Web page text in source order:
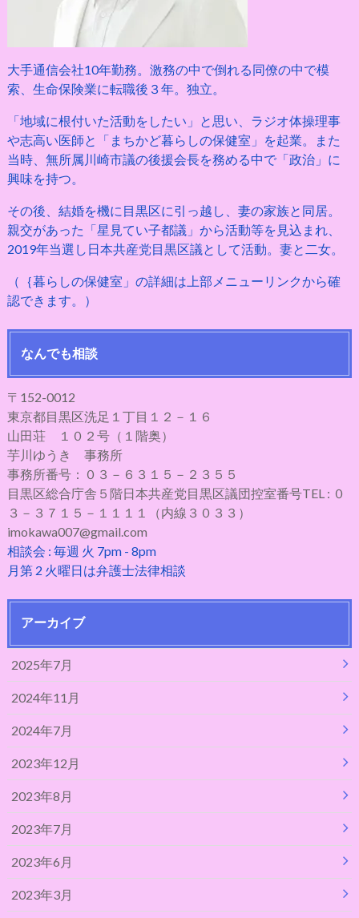
大手通信会社10年勤務。激務の中で倒れる同僚の中で模
索、生命保険業に転職後３年。独立。
「地域に根付いた活動をしたい」と思い、ラジオ体操理事
や志高い医師と「まちかど暮らしの保健室」を起業。また
当時、無所属川崎市議の後援会長を務める中で「政治」に
興味を持つ。
その後、結婚を機に目黒区に引っ越し、妻の家族と同居。
親交があった「星見てい子都議」から活動等を見込まれ、
2019年当選し日本共産党目黒区議として活動。妻と二女。
（｛暮らしの保健室」の詳細は上部メニューリンクから確
認できます。）
なんでも相談
〒152-0012
東京都目黒区洗足１丁目１２－１６
山田荘 １０２号（１階奥）
芋川ゆうき 事務所
事務所番号：０３－６３１５－２３５５
目黒区総合庁舎５階日本共産党目黒区議団控室番号TEL : ０
３－３７１５－１１１１（内線３０３３）
imokawa007@gmail.com
相談会 : 毎週 火 7pm - 8pm
月第 2 火曜日は弁護士法律相談
アーカイブ
2025年7月
2024年11月
2024年7月
2023年12月
2023年8月
2023年7月
2023年6月
2023年3月